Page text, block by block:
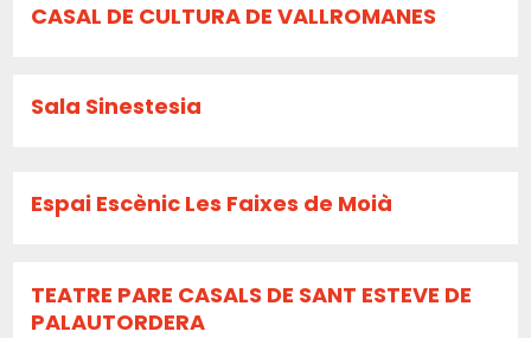
CASAL DE CULTURA DE VALLROMANES
Sala Sinestesia
Espai Escènic Les Faixes de Moià
TEATRE PARE CASALS DE SANT ESTEVE DE
PALAUTORDERA